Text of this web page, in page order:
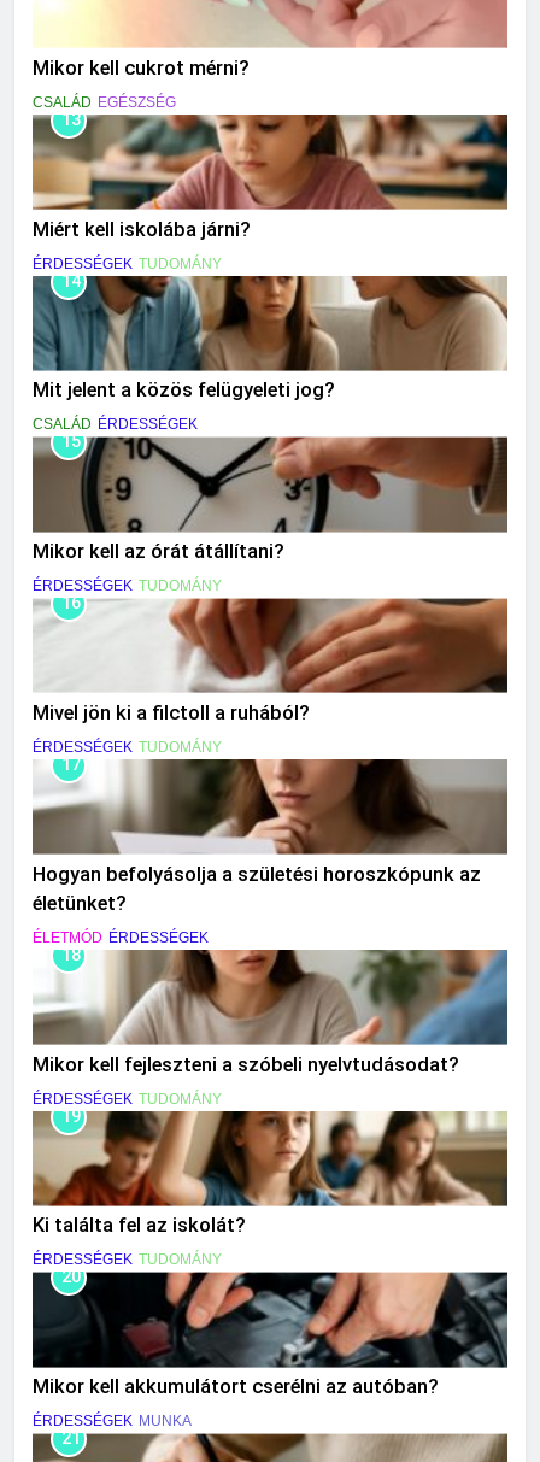
Mikor kell cukrot mérni?
CSALÁD EGÉSZSÉG
13
Miért kell iskolába járni?
ÉRDESSÉGEK TUDOMÁNY
14
Mit jelent a közös felügyeleti jog?
CSALÁD ÉRDESSÉGEK
15
Mikor kell az órát átállítani?
ÉRDESSÉGEK TUDOMÁNY
16
Mivel jön ki a filctoll a ruhából?
ÉRDESSÉGEK TUDOMÁNY
17
Hogyan befolyásolja a születési horoszkópunk az
életünket?
ÉLETMÓD ÉRDESSÉGEK
18
Mikor kell fejleszteni a szóbeli nyelvtudásodat?
ÉRDESSÉGEK TUDOMÁNY
19
Ki találta fel az iskolát?
ÉRDESSÉGEK TUDOMÁNY
20
Mikor kell akkumulátort cserélni az autóban?
ÉRDESSÉGEK MUNKA
21